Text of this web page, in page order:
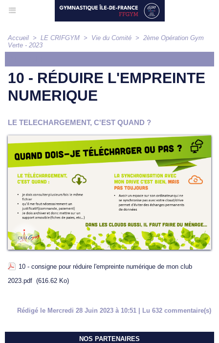
Accueil > LE CRIFGYM > Vie du Comité > 2ème Opération Gym
Verte - 2023
10 - RÉDUIRE L'EMPREINTE
NUMERIQUE
LE TELECHARGEMENT, C'EST QUAND ?
10 - consigne pour réduire l'empreinte numérique de mon club
2023.pdf (616.62 Ko)
Rédigé le Mercredi 28 Juin 2023 à 10:51 | Lu 632 commentaire(s)
NOS PARTENAIRES